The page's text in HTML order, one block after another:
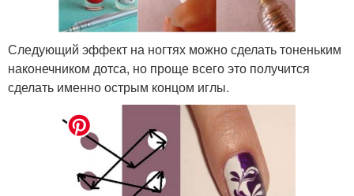
Следующий эффект на ногтях можно сделать тоненьким
наконечником дотса, но проще всего это получится
сделать именно острым концом иглы.